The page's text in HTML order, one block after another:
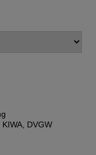
DVGW